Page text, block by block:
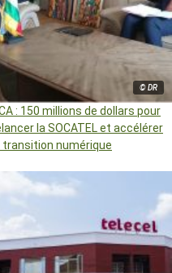
© DR
: 150 millions de dollars pour
la SOCATEL et accélérer
transition numérique